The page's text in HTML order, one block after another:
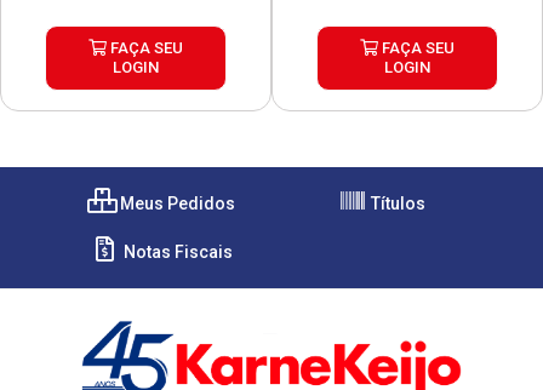
FAÇA SEU
LOGIN
FAÇA SEU
LOGIN
Meus Pedidos Títulos
Notas Fiscais